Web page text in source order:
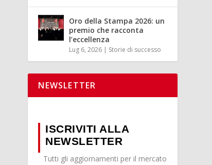
Oro della Stampa 2026: un
premio che racconta
l’eccellenza
Lug 6, 2026 | Storie di successo
NEWSLETTER
ISCRIVITI ALLA
NEWSLETTER
Tutti gli aggiornamenti per il mercato